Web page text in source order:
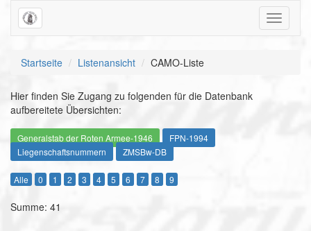
Toggle
Startseite Listenansicht CAMO-Liste
Hier finden Sie Zugang zu folgenden für die Datenbank
aufbereitete Übersichten:
Generalstab der Roten Armee-1946
FPN-1994
Liegenschaftsnummern
ZMSBw-DB
Alle 0 1 2 3 4 5 6 7 8 9
Summe: 41